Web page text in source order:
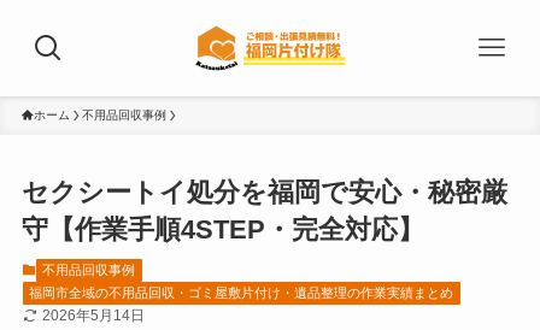
ホーム 不用品回収事例
セクシートイ処分を福岡で安心・秘密厳
守【作業手順4STEP・完全対応】
不用品回収事例
福岡市全域の不用品回収・ゴミ屋敷片付け・遺品整理の作業実績まとめ
2026年5月14日